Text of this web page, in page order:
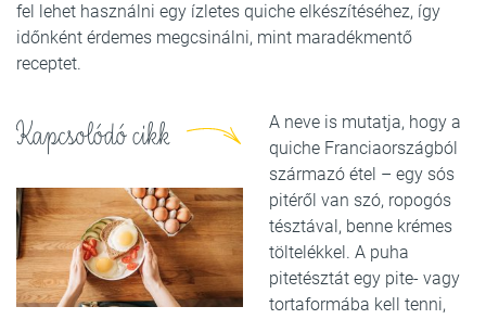
fel lehet használni egy ízletes quiche elkészítéséhez, így
időnként érdemes megcsinálni, mint maradékmentő
receptet.
Kapcsolódó cikk
A neve is mutatja, hogy a
quiche Franciaországból
származó étel – egy sós
pitéről van szó, ropogós
tésztával, benne krémes
töltelékkel. A puha
pitetésztát egy pite- vagy
tortaformába kell tenni,